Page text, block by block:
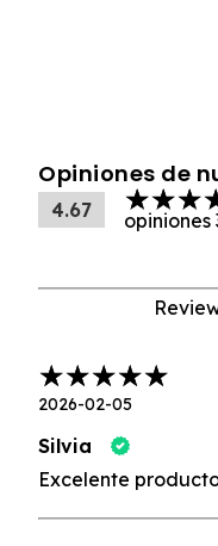
Opiniones de
4.67 opiniones
2026-02-05
Silvia
Excelente